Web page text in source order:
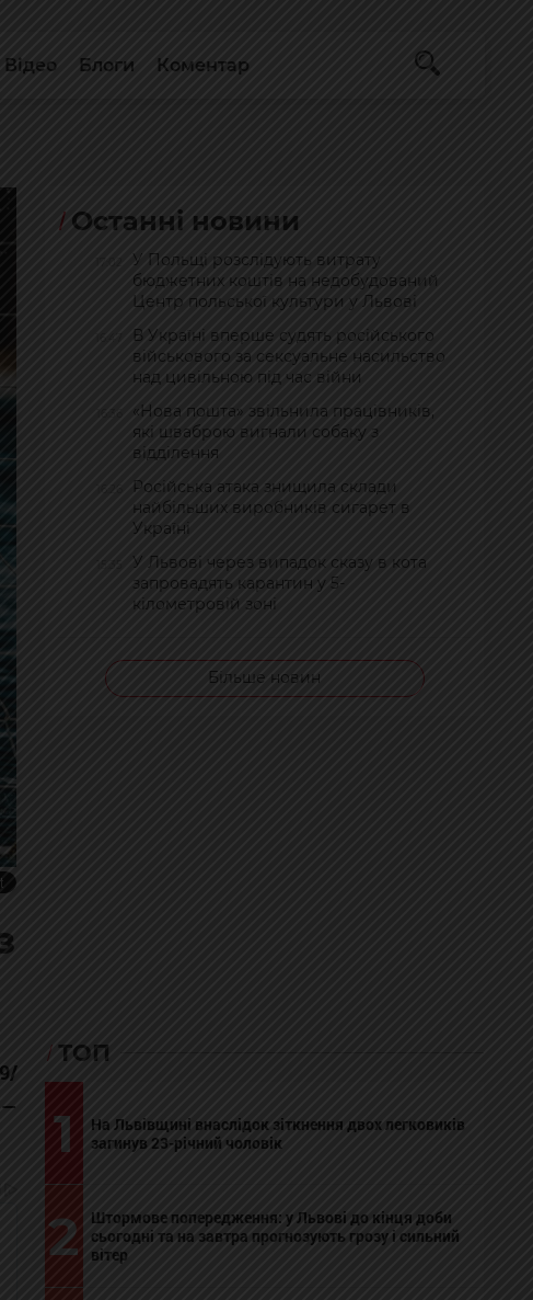
Відео Блоги Коментар
—
Останні новини
У Польщі розслідують витрату
бюджетних коштів на недобудований
Центр польської культури у Львові
В Україні вперше судять російського
військового за сексуальне насильство
над цивільною під час війни
«Нова пошта» звільнила працівників,
які шваброю вигнали собаку з
відділення
Російська атака знищила склади
найбільших виробників сигарет в
Україні
У Львові через випадок сказу в кота
запровадять карантин у 5-
кілометровій зоні
Більше новин
ТОП
1
На Львівщині внаслідок зіткнення двох легковиків
загинув 23-річний чоловік
2
Штормове попередження: у Львові до кінця доби
сьогодні та на завтра прогнозують грозу і сильний
вітер